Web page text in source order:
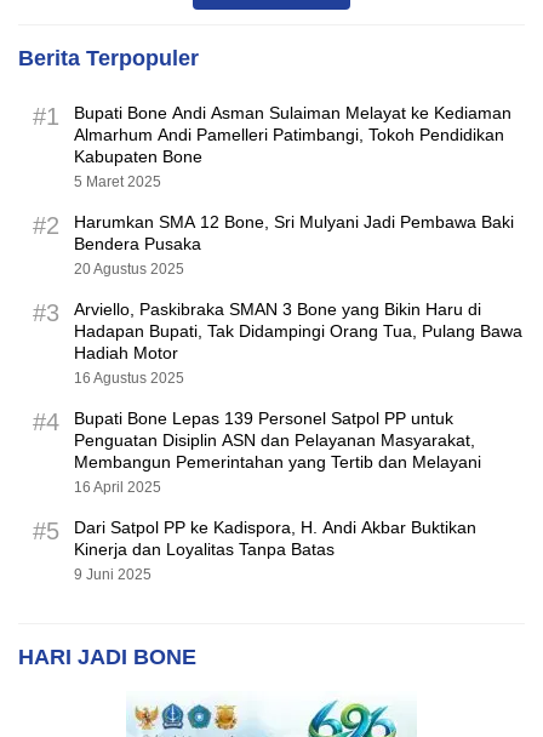
Berita Terpopuler
#1
Bupati Bone Andi Asman Sulaiman Melayat ke Kediaman
Almarhum Andi Pamelleri Patimbangi, Tokoh Pendidikan
Kabupaten Bone
5 Maret 2025
#2
Harumkan SMA 12 Bone, Sri Mulyani Jadi Pembawa Baki
Bendera Pusaka
20 Agustus 2025
#3
Arviello, Paskibraka SMAN 3 Bone yang Bikin Haru di
Hadapan Bupati, Tak Didampingi Orang Tua, Pulang Bawa
Hadiah Motor
16 Agustus 2025
#4
Bupati Bone Lepas 139 Personel Satpol PP untuk
Penguatan Disiplin ASN dan Pelayanan Masyarakat,
Membangun Pemerintahan yang Tertib dan Melayani
16 April 2025
#5
Dari Satpol PP ke Kadispora, H. Andi Akbar Buktikan
Kinerja dan Loyalitas Tanpa Batas
9 Juni 2025
HARI JADI BONE